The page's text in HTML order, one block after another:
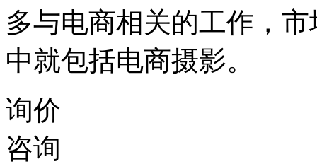
多与电商相关的工作，
中就包括电商摄影。
询价
咨询